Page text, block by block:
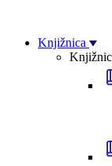
Knjižnica